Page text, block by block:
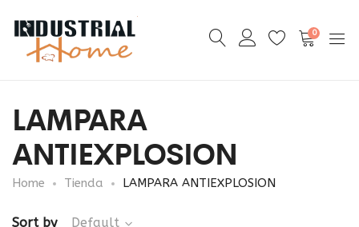
0
LAMPARA
ANTIEXPLOSION
Home Tienda LAMPARA ANTIEXPLOSION
Sort by Default